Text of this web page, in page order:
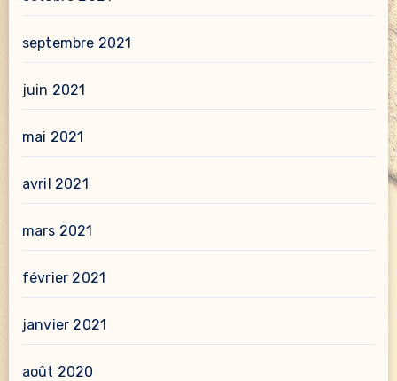
septembre 2021
juin 2021
mai 2021
avril 2021
mars 2021
février 2021
janvier 2021
août 2020